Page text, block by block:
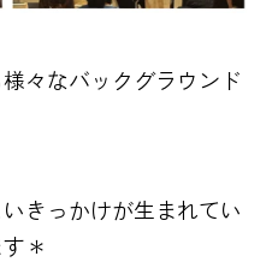
々なバックグラウンド
きっかけが生まれてい
＊